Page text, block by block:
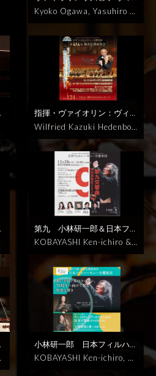
リックしてください
Chorus: Shinyukai Choir
9:00JST Suntory Hall
k below to access each m
ovement.
オラ鈴木康浩 チェロ辻本玲
ピアノ津田裕也
モーツァル
ト＆シューマン
販売終了W.
A.モーツァルト：ディヴェル
ティメント変ホ長調 K.563
シューマン：ピアノ四重奏曲
変ホ長調 op.47アンコール
W. A. モーツァルト：ピアノ
四重奏曲第2番 変ホ長調 K. 4
93 第1楽章
2025年11月5日
Hakuju Hall
Kyoko Ogawa, Yasuhiro S
uzuki, Rei Tsujimoto, Yuya
TsudaMozart & Schuman
Hakuju Hall W. A. Moza
rt: Divertimento in E-Flat
Major, K. 563R. Schuman
n: Piano Quartet in E-Flat
Major, Op. 47Encore W.
A. Mozart: Piano Quartet
Hakuju Hall
指揮・ヴァイオリン：ヴィル
フリート・和樹・ヘーデンボ
ルク日本フィルハーモニー
交響楽団3ヶ月視聴1,000円
ベートーヴェン：
「献堂式」 序曲 op.124
ツァルト：ヴァイオリン協奏
曲第3番 ト長調 K.216
フ・シュトラウス：ワルツ
「我が人生は愛と喜び」 op.
263ヨハン・シュトラウス
Ⅱ世：アンネン・ポルカ op.
117ポルカ・シュネル「浮
き立つ心」 op.319ワルツ
「ウィーン気質」 op.354ポ
ルカ「帝都はひとつ、ウィー
ンはひとつ」 op.291ワルツ
「芸術家の生活」 op.316
414回横浜定期演奏会2026
年1月24日(土)15時00分 横
浜みなとみらいホール
Wilfried Kazuki Hedenbor
Japan Philharmonic Orc
hestra￥1000, Available
for 3 months W. A. Mozar
t: Violin Concerto No. 3 in
G Major, K. 216J. Straus
Annen-Polka, Op. 11
Künstlerleben, Op. 316
etc
Sat. JAN 24, 2026 1
5:00JST Yokohama Minat
第九 小林研一郎＆日本フィ
ルハーモニー交響楽団,日本
フィルハーモニー協会合唱団
ソプラノ小川栞奈 アルト山
下牧子 テノール錦織 健 バリ
トン青山貴 オルガン石丸由
販売終了
メンデルスゾー
ン：オルガンソナタ第1番よ
りアダージョパッヘルベ
ル：クリスマス・コラール
「高き天よりわれは来たれ
り」J. S. バッハ：トッカー
KOBAYASHI Ken-ichiro &
Japan Philharmnic Orche
Soprano: OGAWA Ka
nna Alto: YAMASHITA M
Tenor: NISHIKIORI K
en Baritone: AOYAMA T
akashiOrgan: ISHIMARU
J. S. Bach: Toccata a
nd Fugue in D Minor etc
v. BEETHOVEN: Symphon
y No.9 "Choral" in d-mino
小林研一郎 日本フィルハー
モニー交響楽団ヴァイオリ
KOBAYASHI Ken-ichiro, H